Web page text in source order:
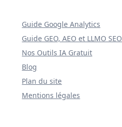
Guide Google Analytics
Guide GEO, AEO et LLMO SEO
Nos Outils IA Gratuit
Blog
Plan du site
Mentions légales